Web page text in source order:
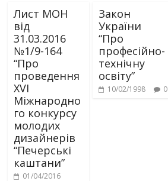
Лист МОН
від
31.03.2016
№1/9-164
“Про
проведення
XVI
Міжнародно
го конкурсу
молодих
дизайнерів
“Печерські
каштани”
01/04/2016
Закон
України
“Про
професійно-
технічну
освіту”
10/02/1998 0